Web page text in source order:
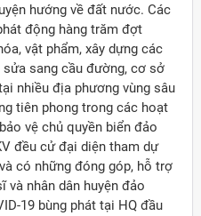
hướng về đất nước. Các
động hàng trăm đợt
vật phẩm, xây dựng các
sang cầu đường, cơ sở
nhiều địa phương vùng sâu
tiên phong trong các hoạt
vệ chủ quyền biển đảo
đều cử đại diện tham dự
có những đóng góp, hỗ trợ
nhân dân huyện đảo
19 bùng phát tại HQ đầu